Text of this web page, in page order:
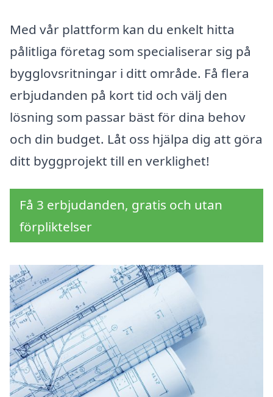
Med vår plattform kan du enkelt hitta
pålitliga företag som specialiserar sig på
bygglovsritningar i ditt område. Få flera
erbjudanden på kort tid och välj den
lösning som passar bäst för dina behov
och din budget. Låt oss hjälpa dig att göra
ditt byggprojekt till en verklighet!
Få 3 erbjudanden, gratis och utan
förpliktelser